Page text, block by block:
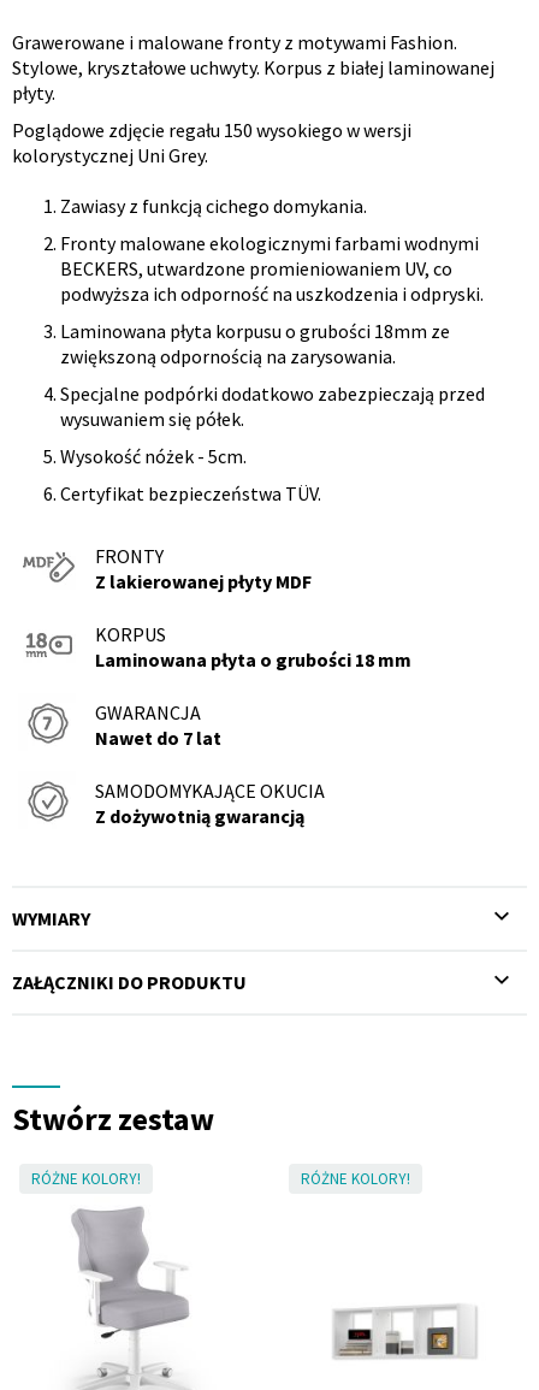
Opis
produktu
Grawerowane i malowane fronty z motywami Fashion.
Stylowe, kryształowe uchwyty. Korpus z białej laminowanej
płyty.
Poglądowe zdjęcie regału 150 wysokiego w wersji
kolorystycznej Uni Grey.
Zawiasy z funkcją cichego domykania.
Fronty malowane ekologicznymi farbami wodnymi
BECKERS, utwardzone promieniowaniem UV, co
podwyższa ich odporność na uszkodzenia i odpryski.
Laminowana płyta korpusu o grubości 18mm ze
zwiększoną odpornością na zarysowania.
Specjalne podpórki dodatkowo zabezpieczają przed
wysuwaniem się półek.
Wysokość nóżek - 5cm.
Certyfikat bezpieczeństwa TÜV.
FRONTY
Z lakierowanej płyty MDF
KORPUS
Laminowana płyta o grubości 18 mm
GWARANCJA
Nawet do 7 lat
SAMODOMYKAJĄCE OKUCIA
Z dożywotnią gwarancją
WYMIARY
ZAŁĄCZNIKI DO PRODUKTU
Stwórz zestaw
RÓŻNE KOLORY! RÓŻNE KOLORY!